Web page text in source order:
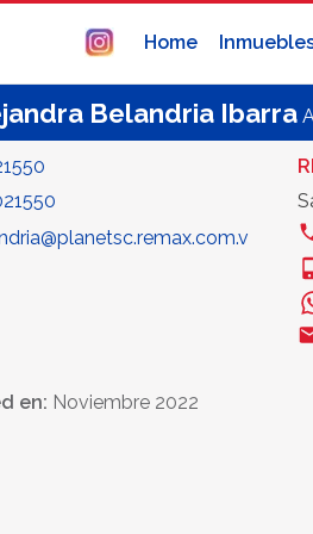
Home
Belandria Ibarra
en: Noviembre 2022